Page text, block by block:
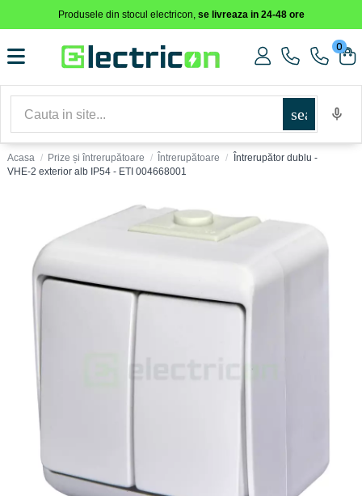
Produsele din stocul electricon, se livreaza in 24-48 ore
0
search
Acasa Prize și întrerupătoare Întrerupătoare
Întrerupător dublu -
VHE-2 exterior alb IP54 - ETI 004668001